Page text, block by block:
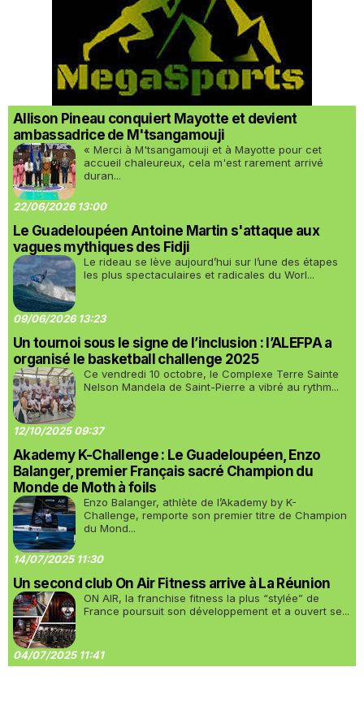
Allison Pineau conquiert Mayotte et devient
ambassadrice de M'tsangamouji
« Merci à M'tsangamouji et à Mayotte pour cet
accueil chaleureux, cela m'est rarement arrivé
duran...
22/06/2026 13:00
Le Guadeloupéen Antoine Martin s'attaque aux
vagues mythiques des Fidji
Le rideau se lève aujourd’hui sur l’une des étapes
les plus spectaculaires et radicales du Worl...
09/06/2026 13:23
Un tournoi sous le signe de l’inclusion : l’ALEFPA a
organisé le basketball challenge 2025
Ce vendredi 10 octobre, le Complexe Terre Sainte
Nelson Mandela de Saint-Pierre a vibré au rythm...
12/10/2025 09:37
Akademy K-Challenge : Le Guadeloupéen, Enzo
Balanger, premier Français sacré Champion du
Monde de Moth à foils
Enzo Balanger, athlète de l’Akademy by K-
Challenge, remporte son premier titre de Champion
du Mond...
14/07/2025 11:30
Un second club On Air Fitness arrive à La Réunion
ON AIR, la franchise fitness la plus “stylée” de
France poursuit son développement et a ouvert se...
04/07/2025 11:41